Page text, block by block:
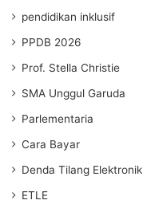
pendidikan inklusif
PPDB 2026
Prof. Stella Christie
SMA Unggul Garuda
Parlementaria
Cara Bayar
Denda Tilang Elektronik
ETLE